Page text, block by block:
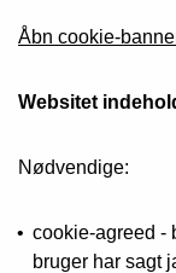
Åbn cookie-
Websitet
Nødvendige:
cookie-agreed -
bruger har sagt